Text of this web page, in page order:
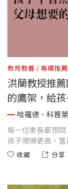
教育教養 專欄推薦
洪蘭教授推
的鷹架，給
哈羅德．科普
每一位家長都想
孩子爬得更高、
個案實證有效的現
收藏 分享